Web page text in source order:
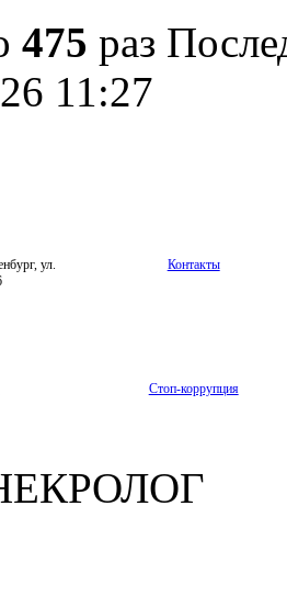
475 раз
11:27
ул.
Контакты
Стоп-коррупция